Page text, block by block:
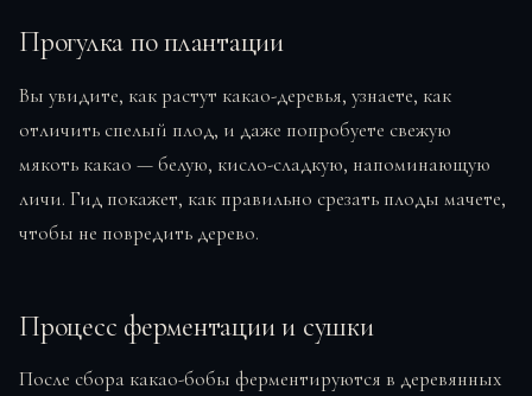
Прогулка по плантации
Вы увидите, как растут какао-деревья, узнаете, как
отличить спелый плод, и даже попробуете свежую
мякоть какао — белую, кисло-сладкую, напоминающую
личи. Гид покажет, как правильно срезать плоды мачете,
чтобы не повредить дерево.
Процесс ферментации и сушки
После сбора какао-бобы ферментируются в деревянных